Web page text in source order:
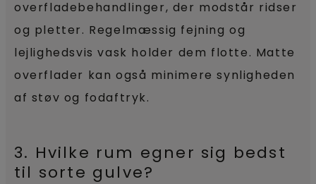
overfladebehandlinger, der modstår ridser
og pletter. Regelmæssig fejning og
lejlighedsvis vask holder dem flotte. Matte
overflader kan også minimere synligheden
af støv og fodaftryk.
3. Hvilke rum egner sig bedst
til sorte gulve?